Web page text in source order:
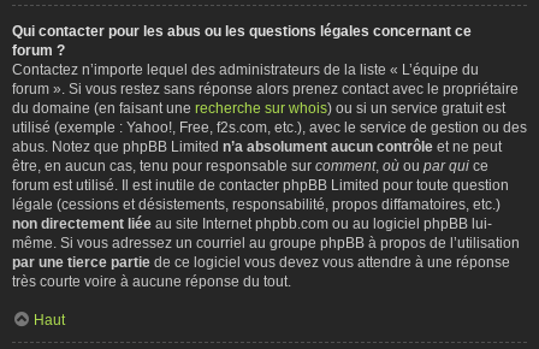
Qui contacter pour les abus ou les questions légales concernant ce
forum ?
Contactez n’importe lequel des administrateurs de la liste « L’équipe du
forum ». Si vous restez sans réponse alors prenez contact avec le propriétaire
du domaine (en faisant une recherche sur whois) ou si un service gratuit est
utilisé (exemple : Yahoo!, Free, f2s.com, etc.), avec le service de gestion ou des
abus. Notez que phpBB Limited n’a absolument aucun contrôle et ne peut
être, en aucun cas, tenu pour responsable sur comment, où ou par qui ce
forum est utilisé. Il est inutile de contacter phpBB Limited pour toute question
légale (cessions et désistements, responsabilité, propos diffamatoires, etc.)
non directement liée au site Internet phpbb.com ou au logiciel phpBB lui-
même. Si vous adressez un courriel au groupe phpBB à propos de l’utilisation
par une tierce partie de ce logiciel vous devez vous attendre à une réponse
très courte voire à aucune réponse du tout.
Haut